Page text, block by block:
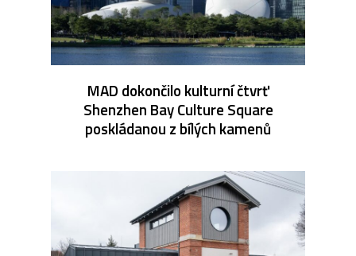
MAD dokončilo kulturní čtvrť
Shenzhen Bay Culture Square
poskládanou z bílých kamenů